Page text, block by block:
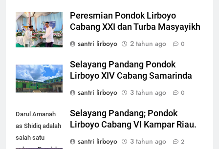
Peresmian Pondok Lirboyo
Cabang XXI dan Turba Masyayikh
santri lirboyo
2 tahun ago 0
Selayang Pandang Pondok
Lirboyo XIV Cabang Samarinda
santri lirboyo
3 tahun ago 0
Darul Amanah
as Shidiq adalah
salah satu
Selayang Pandang; Pondok
Lirboyo Cabang VI Kampar Riau.
santri lirboyo
3 tahun ago 2